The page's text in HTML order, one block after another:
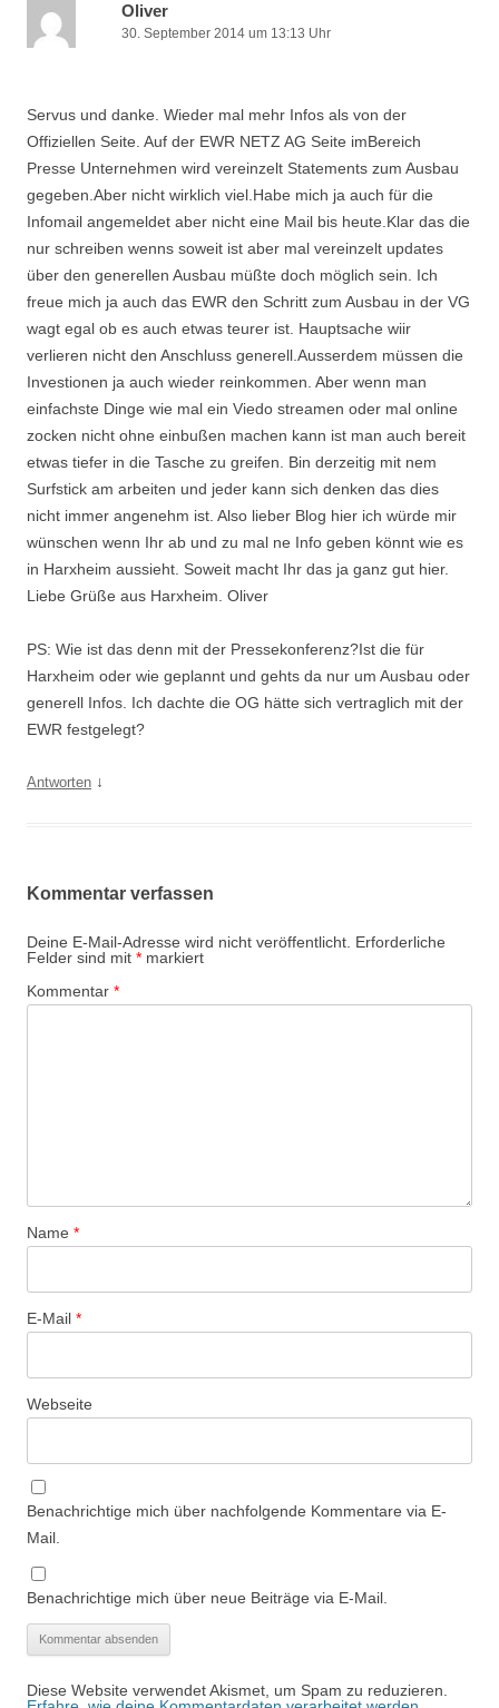
Oliver
30. September 2014 um 13:13 Uhr
Servus und danke. Wieder mal mehr Infos als von der
Offiziellen Seite. Auf der EWR NETZ AG Seite imBereich
Presse Unternehmen wird vereinzelt Statements zum Ausbau
gegeben.Aber nicht wirklich viel.Habe mich ja auch für die
Infomail angemeldet aber nicht eine Mail bis heute.Klar das die
nur schreiben wenns soweit ist aber mal vereinzelt updates
über den generellen Ausbau müßte doch möglich sein. Ich
freue mich ja auch das EWR den Schritt zum Ausbau in der VG
wagt egal ob es auch etwas teurer ist. Hauptsache wiir
verlieren nicht den Anschluss generell.Ausserdem müssen die
Investionen ja auch wieder reinkommen. Aber wenn man
einfachste Dinge wie mal ein Viedo streamen oder mal online
zocken nicht ohne einbußen machen kann ist man auch bereit
etwas tiefer in die Tasche zu greifen. Bin derzeitig mit nem
Surfstick am arbeiten und jeder kann sich denken das dies
nicht immer angenehm ist. Also lieber Blog hier ich würde mir
wünschen wenn Ihr ab und zu mal ne Info geben könnt wie es
in Harxheim aussieht. Soweit macht Ihr das ja ganz gut hier.
Liebe Grüße aus Harxheim. Oliver
PS: Wie ist das denn mit der Pressekonferenz?Ist die für
Harxheim oder wie geplannt und gehts da nur um Ausbau oder
generell Infos. Ich dachte die OG hätte sich vertraglich mit der
EWR festgelegt?
Antworten ↓
Kommentar verfassen
Deine E-Mail-Adresse wird nicht veröffentlicht. Erforderliche
Felder sind mit * markiert
Kommentar *
Name *
E-Mail *
Webseite
Benachrichtige mich über nachfolgende Kommentare via E-
Mail.
Benachrichtige mich über neue Beiträge via E-Mail.
Diese Website verwendet Akismet, um Spam zu reduzieren.